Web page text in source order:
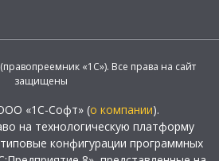
«1С»). Все права на сайт
защищены
«1С-Софт» (о компании).
на технологическую платформу
конфигурации программных